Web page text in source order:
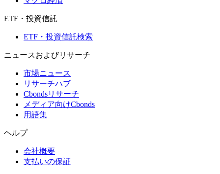
ETF・投資信託
ETF・投資信託検索
ニュースおよびリサーチ
市場ニュース
リサーチハブ
Cbondsリサーチ
メディア向けCbonds
用語集
ヘルプ
会社概要
支払いの保証